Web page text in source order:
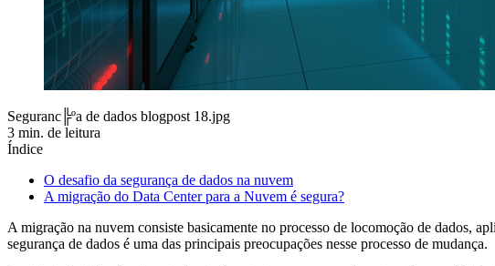
Seguranc╠ºa de dados blogpost 18.jpg
3 min. de leitura
Índice
O desafio da segurança de dados na nuvem
A migração do Data Center para a Nuvem é segura?
A migração na nuvem consiste basicamente no processo de locomoção de dados,
segurança de dados é uma das principais preocupações nesse processo de mudança.